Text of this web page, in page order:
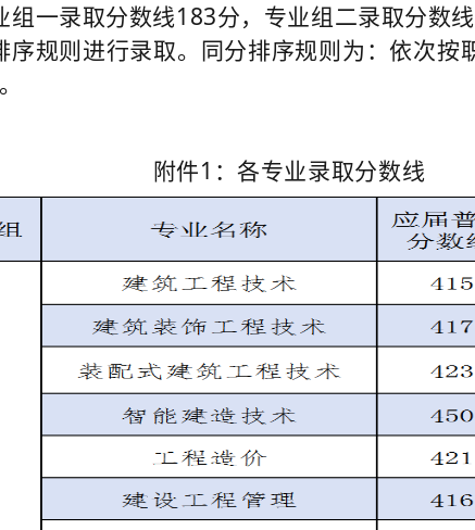
组一录取分数线183分，专业组二录取分数
规则进行录取。同分排序规则为：依次按
附件1：各专业录取分数线